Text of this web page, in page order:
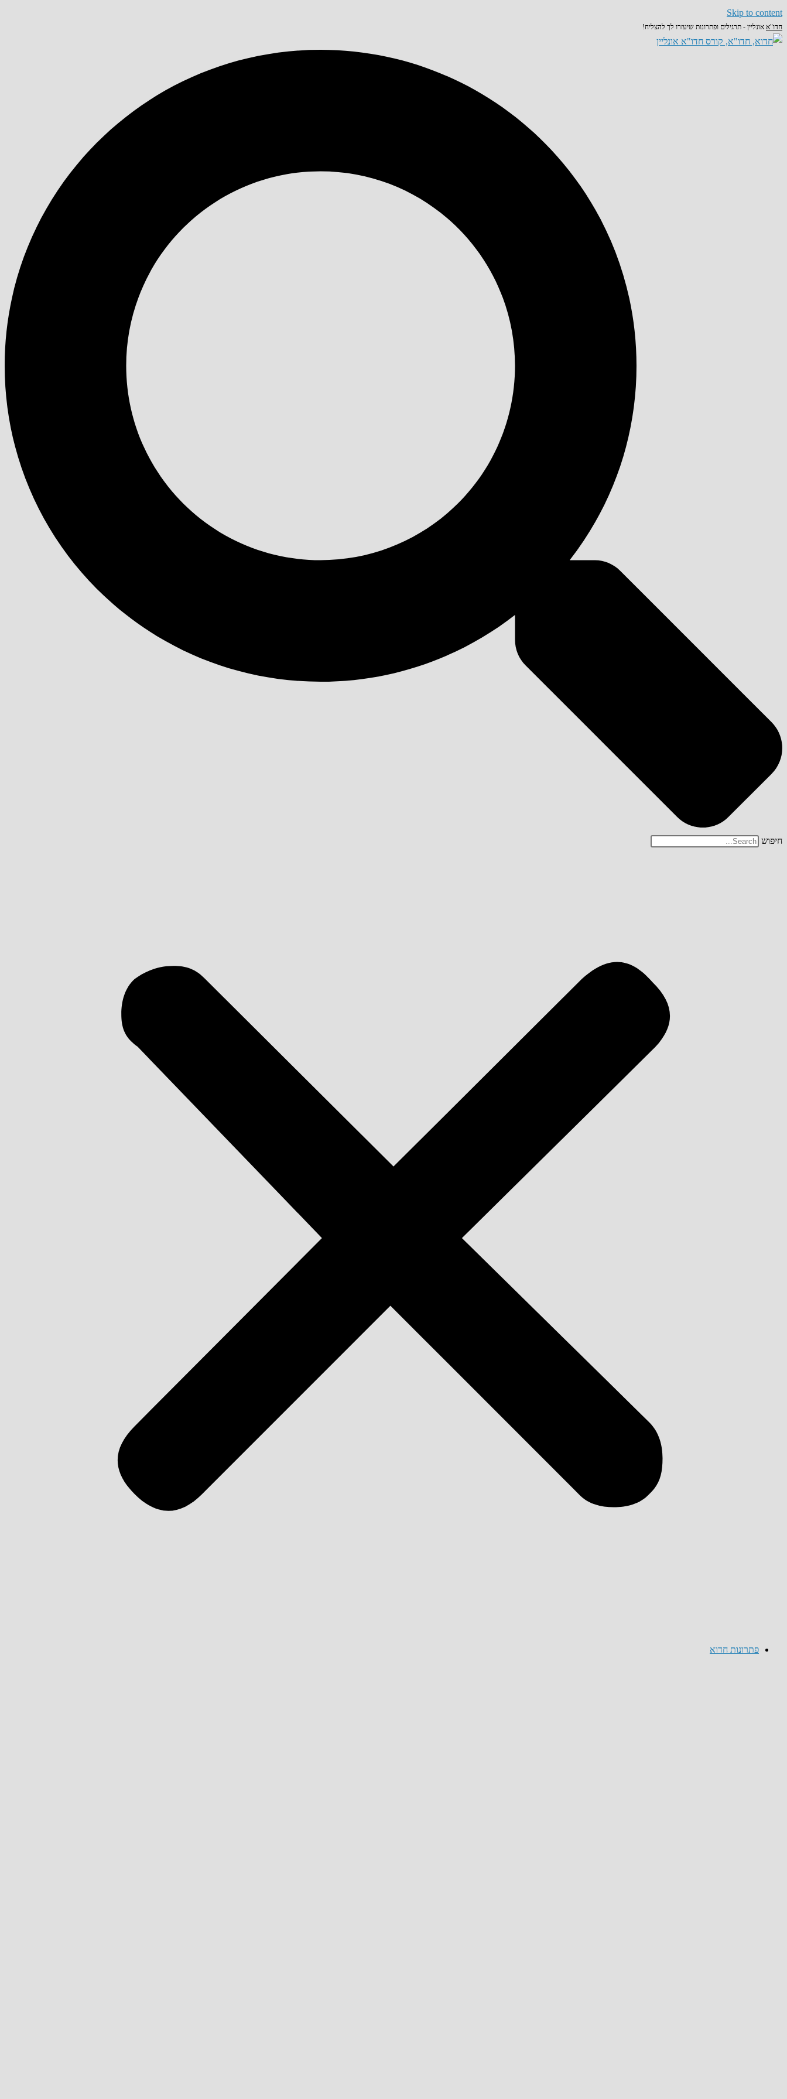
Skip to content
חדו"א אונליין - תרגילים ופתרונות שיעזרו לך להצליח!
חיפוש
פתרונות חדוא